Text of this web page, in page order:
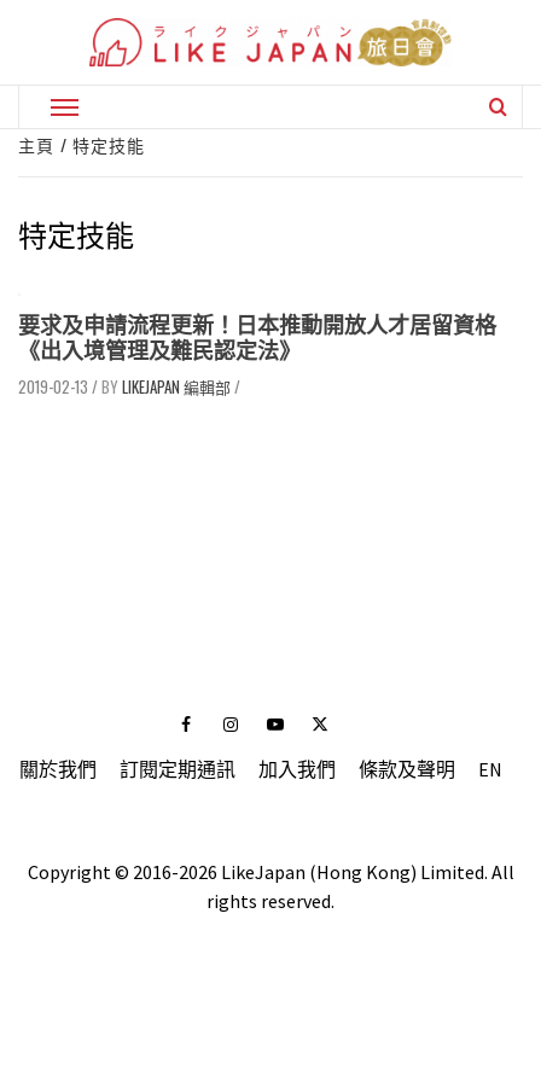
Primary
Menu
主頁 特定技能
特定技能
要求及申請流程更新！日本推動開放人才居留資格
《出入境管理及難民認定法》
2019-02-13 / LIKEJAPAN 編輯部/
FacebookInstagramYoutubeTwitter
關於我們 訂閱定期通訊 加入我們 條款及聲明 EN
Copyright © 2016-2026 LikeJapan (Hong Kong) Limited. All
rights reserved.